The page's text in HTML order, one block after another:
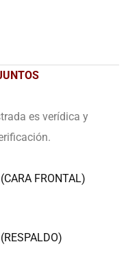
es verídica y
FRONTAL)